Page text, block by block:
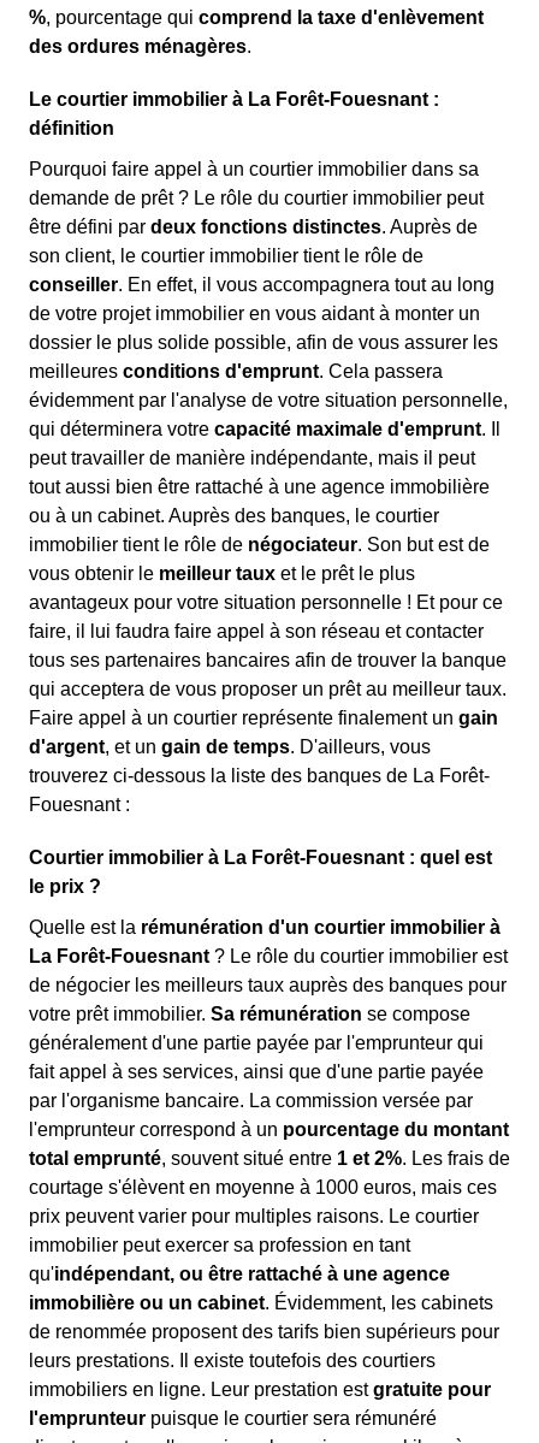
%, pourcentage qui comprend la taxe d'enlèvement
des ordures ménagères.
Le courtier immobilier à La Forêt-Fouesnant :
définition
Pourquoi faire appel à un courtier immobilier dans sa
demande de prêt ? Le rôle du courtier immobilier peut
être défini par deux fonctions distinctes. Auprès de
son client, le courtier immobilier tient le rôle de
conseiller. En effet, il vous accompagnera tout au long
de votre projet immobilier en vous aidant à monter un
dossier le plus solide possible, afin de vous assurer les
meilleures conditions d'emprunt. Cela passera
évidemment par l'analyse de votre situation personnelle,
qui déterminera votre capacité maximale d'emprunt. Il
peut travailler de manière indépendante, mais il peut
tout aussi bien être rattaché à une agence immobilière
ou à un cabinet. Auprès des banques, le courtier
immobilier tient le rôle de négociateur. Son but est de
vous obtenir le meilleur taux et le prêt le plus
avantageux pour votre situation personnelle ! Et pour ce
faire, il lui faudra faire appel à son réseau et contacter
tous ses partenaires bancaires afin de trouver la banque
qui acceptera de vous proposer un prêt au meilleur taux.
Faire appel à un courtier représente finalement un gain
d'argent, et un gain de temps. D'ailleurs, vous
trouverez ci-dessous la liste des banques de La Forêt-
Fouesnant :
Courtier immobilier à La Forêt-Fouesnant : quel est
le prix ?
Quelle est la rémunération d'un courtier immobilier à
La Forêt-Fouesnant ? Le rôle du courtier immobilier est
de négocier les meilleurs taux auprès des banques pour
votre prêt immobilier. Sa rémunération se compose
généralement d'une partie payée par l'emprunteur qui
fait appel à ses services, ainsi que d'une partie payée
par l'organisme bancaire. La commission versée par
l'emprunteur correspond à un pourcentage du montant
total emprunté, souvent situé entre 1 et 2%. Les frais de
courtage s'élèvent en moyenne à 1000 euros, mais ces
prix peuvent varier pour multiples raisons. Le courtier
immobilier peut exercer sa profession en tant
qu'indépendant, ou être rattaché à une agence
immobilière ou un cabinet. Évidemment, les cabinets
de renommée proposent des tarifs bien supérieurs pour
leurs prestations. Il existe toutefois des courtiers
immobiliers en ligne. Leur prestation estgratuite pour
l'emprunteur puisque le courtier sera rémunéré